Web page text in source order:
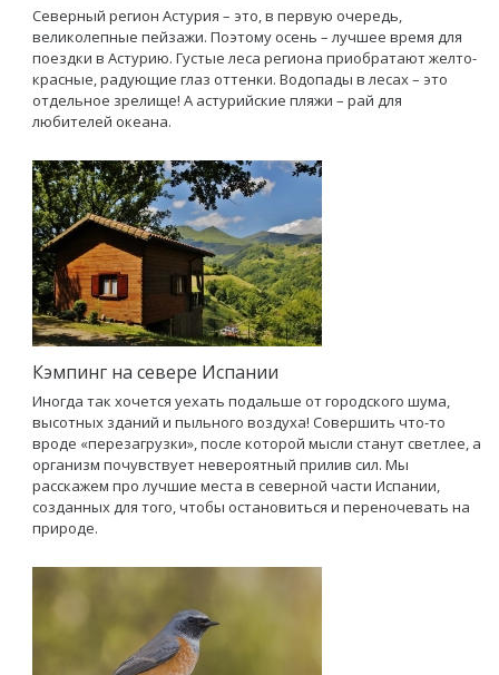
Северный регион Астурия – это, в первую очередь,
великолепные пейзажи. Поэтому осень – лучшее время для
поездки в Астурию. Густые леса региона приобратают желто-
красные, радующие глаз оттенки. Водопады в лесах – это
отдельное зрелище! А астурийские пляжи – рай для
любителей океана.
Кэмпинг на севере Испании
Иногда так хочется уехать подальше от городского шума,
высотных зданий и пыльного воздуха! Совершить что-то
вроде «перезагрузки», после которой мысли станут светлее, а
организм почувствует невероятный прилив сил. Мы
расскажем про лучшие места в северной части Испании,
созданных для того, чтобы остановиться и переночевать на
природе.